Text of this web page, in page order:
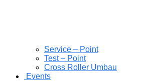
Service – Point
Test – Point
Cross Roller Umbau
Events